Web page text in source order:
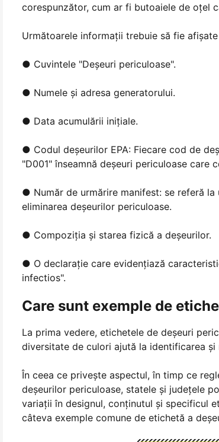
corespunzător, cum ar fi butoaiele de oțel
Următoarele informații trebuie să fie
● Cuvintele "Deşeuri periculoase".
● Numele şi adresa generatorului.
● Data acumulării inițiale.
● Codul deșeurilor EPA: Fiecare cod de
"D001" înseamnă deșeuri periculoase care
● Număr de urmărire manifest: se referă
eliminarea deșeurilor periculoase.
● Compoziția și starea fizică a deșeurilor.
● O declarație care evidențiază
infectios".
Care sunt exemple de
La prima vedere, etichetele de deșeuri
diversitate de culori ajută la identificarea
În ceea ce privește aspectul, în timp ce
deșeurilor periculoase, statele și județele
variații în designul, conținutul și specificul
câteva exemple comune de etichetă a